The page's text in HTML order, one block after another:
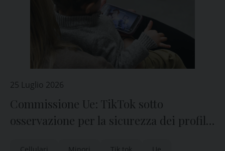
25 Luglio 2026
Commissione Ue: TikTok sotto
osservazione per la sicurezza dei profili